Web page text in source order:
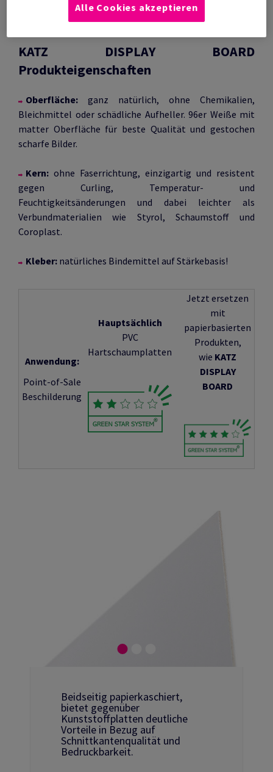
Produktbroschüre (PDF)
KATZ DISPLAY BOARD
Produkteigenschaften
Oberfläche: ganz natürlich, ohne Chemikalien,
Bleichmittel oder schädliche Aufheller. 96er Weiße mit
matter Oberfläche für beste Qualität und gestochen
scharfe Bilder.
Kern: ohne Faserrichtung, einzigartig und resistent
gegen Curling, Temperatur- und
Feuchtigkeitsänderungen und dabei leichter als
Verbundmaterialien wie Styrol, Schaumstoff und
Coroplast.
Kleber: natürliches Bindemittel auf Stärkebasis!
Anwendung:
Point-of-Sale
Beschilderung
Hauptsächlich
PVC
Hartschaumplatten
Jetzt ersetzen
mit
papierbasierten
Produkten,
wie KATZ
DISPLAY
BOARD
Beidseitig papierkaschiert,
bietet gegenüber
Kunststoffplatten deutliche
Vorteile in Bezug auf
Schnittkantenqualität und
Bedruckbarkeit.
Alle Cookies akzeptieren